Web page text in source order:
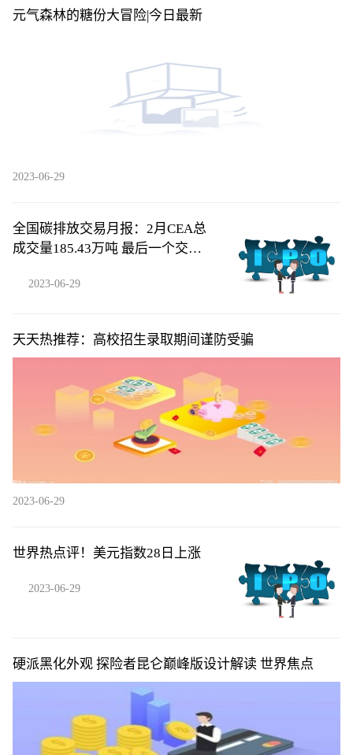
元气森林的糖份大冒险|今日最新
2023-06-29
全国碳排放交易月报：2月CEA总
成交量185.43万吨 最后一个交易
2023-06-29
天天热推荐：高校招生录取期间谨防受骗
2023-06-29
世界热点评！美元指数28日上涨
2023-06-29
硬派黑化外观 探险者昆仑巅峰版设计解读 世界焦点